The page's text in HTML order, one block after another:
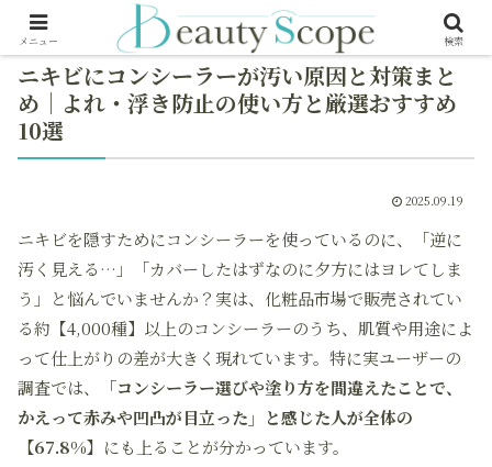
ニキビにコンシーラーが汚い原因と対策まと
め｜よれ・浮き防止の使い方と厳選おすすめ
10選
2025.09.19
ニキビを隠すためにコンシーラーを使っているのに、「逆に
汚く見える…」「カバーしたはずなのに夕方にはヨレてしま
う」と悩んでいませんか？実は、化粧品市場で販売されてい
る約【4,000種】以上のコンシーラーのうち、肌質や用途によ
って仕上がりの差が大きく現れています。特に実ユーザーの
調査では、
「コンシーラー選びや塗り方を間違えたことで、
かえって赤みや凹凸が目立った」と感じた人が全体の
【67.8%】 にも上ることが分かっています。
メニュー 検索